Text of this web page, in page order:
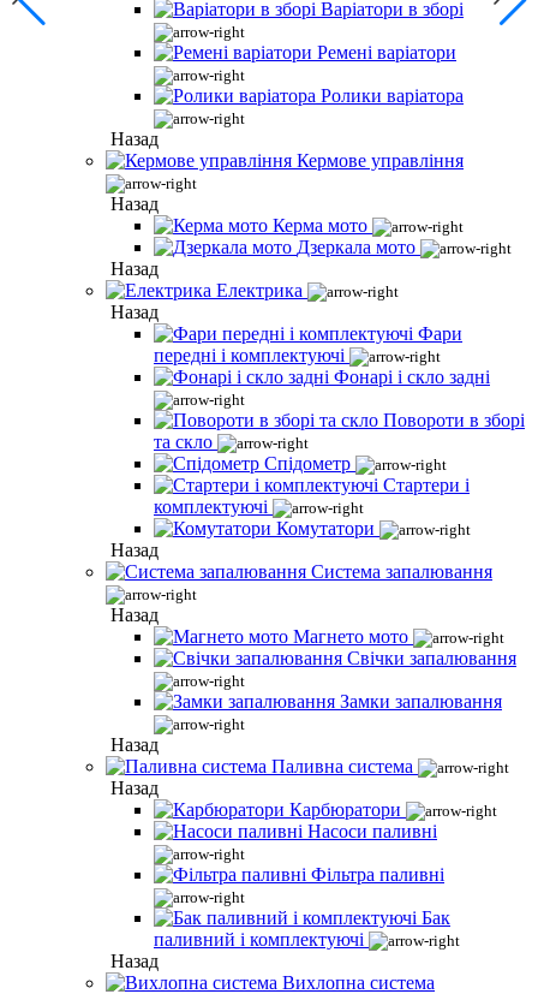
Варіатори в зборі
Ремені варіатори
Ролики варіатора
Назад
Кермове управління
Назад
Керма мото
Дзеркала мото
Назад
Електрика
Назад
Фари
передні і комплектуючі
Фонарі і скло задні
Повороти в зборі
та скло
Спідометр
Стартери і
комплектуючі
Комутатори
Назад
Система запалювання
Назад
Магнето мото
Свічки запалювання
Замки запалювання
Назад
Паливна система
Назад
Карбюратори
Насоси паливні
Фільтра паливні
Бак
паливний і комплектуючі
Назад
Вихлопна система